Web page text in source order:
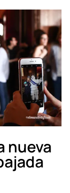
nueva